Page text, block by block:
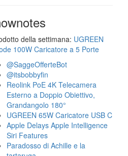
della settimana: UGREEN
100W Caricatore a 5 Porte
@SaggeOfferteBot
@itsbobbyfin
Reolink PoE 4K Telecamera
Esterno a Doppio Obiettivo,
Grandangolo 180°
UGREEN 65W Caricatore USB C
Apple Delays Apple Intelligence
Siri Features
Paradosso di Achille e la